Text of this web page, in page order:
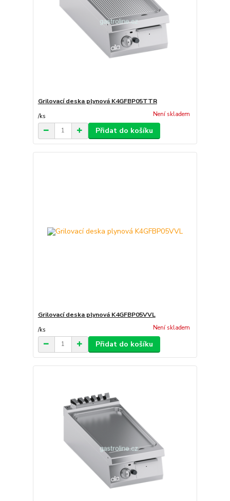
Grilovací deska plynová K4GFBP05TTR
/ks Není skladem
Přidat do košíku
Grilovací deska plynová K4GFBP05VVL
/ks Není skladem
Přidat do košíku